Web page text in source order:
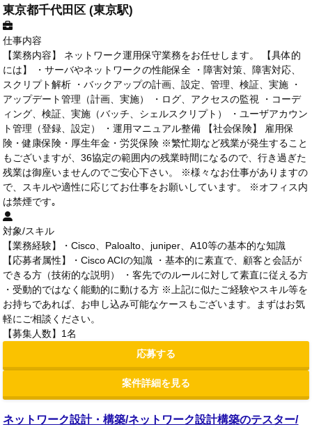
東京都千代田区 (東京駅)
仕事内容
【業務内容】 ネットワーク運用保守業務をお任せします。 【具体的
には】 ・サーバやネットワークの性能保全 ・障害対策、障害対応、
スクリプト解析 ・バックアップの計画、設定、管理、検証、実施 ・
アップデート管理（計画、実施） ・ログ、アクセスの監視 ・コーデ
ィング、検証、実施（バッチ、シェルスクリプト） ・ユーザアカウン
ト管理（登録、設定） ・運用マニュアル整備 【社会保険】 雇用保
険・健康保険・厚生年金・労災保険 ※繁忙期など残業が発生すること
もございますが、36協定の範囲内の残業時間になるので、行き過ぎた
残業は御座いませんのでご安心下さい。 ※様々なお仕事がありますの
で、スキルや適性に応じてお仕事をお願いしています。 ※オフィス内
は禁煙です｡
対象/スキル
【業務経験】・Cisco、Paloalto、juniper、A10等の基本的な知識
【応募者属性】・Cisco ACIの知識 ・基本的に素直で、顧客と会話が
できる方（技術的な説明） ・客先でのルールに対して素直に従える方
・受動的ではなく能動的に動ける方 ※上記に似たご経験やスキル等を
お持ちであれば、お申し込み可能なケースもございます。まずはお気
軽にご相談ください。
【募集人数】1名
応募する
案件詳細を見る
ネットワーク設計・構築/ネットワーク設計構築のテスター/